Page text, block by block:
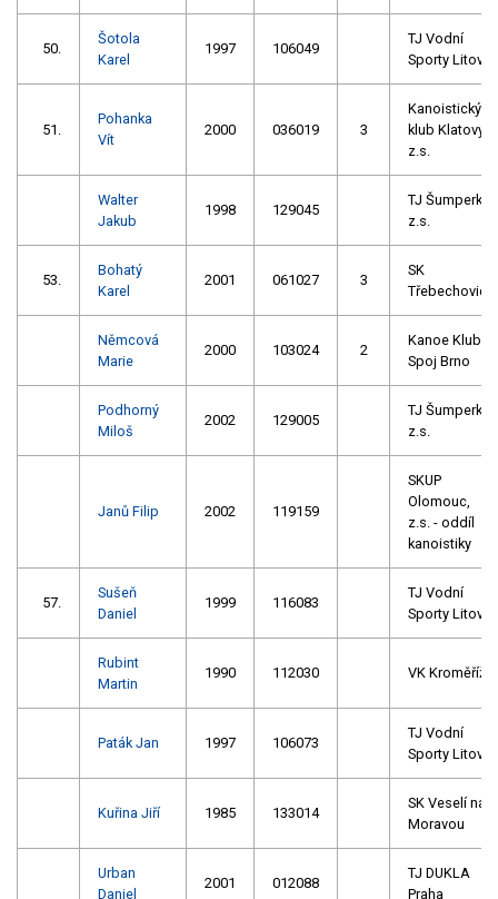
50.
Šotola
Karel
1997 106049
TJ Vodní
Sporty Litovel
51.
Pohanka
Vít
2000 036019 3
Kanoistický
klub Klatovy
z.s.
Walter
Jakub
1998 129045
TJ Šumperk
z.s.
53.
Bohatý
Karel
2001 061027 3
SK
Třebechovice
Němcová
Marie
2000 103024 2
Kanoe Klub
Spoj Brno
Podhorný
Miloš
2002 129005
TJ Šumperk
z.s.
Janů Filip 2002 119159
SKUP
Olomouc,
z.s. - oddíl
kanoistiky
57.
Sušeň
Daniel
1999 116083
TJ Vodní
Sporty Litovel
Rubint
Martin
1990 112030 VK Kroměříž
Paták Jan 1997 106073
TJ Vodní
Sporty Litovel
Kuřina Jiří 1985 133014
SK Veselí nad
Moravou
Urban
Daniel
2001 012088
TJ DUKLA
Praha